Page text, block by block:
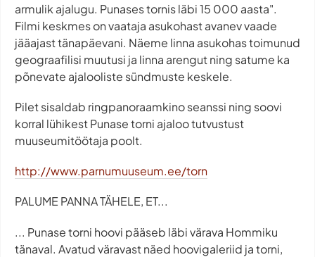
armulik ajalugu. Punases tornis läbi 15 000 aasta".
Filmi keskmes on vaataja asukohast avanev vaade
jääajast tänapäevani. Näeme linna asukohas toimunud
geograafilisi muutusi ja linna arengut ning satume ka
põnevate ajalooliste sündmuste keskele.
Pilet sisaldab ringpanoraamkino seanssi ning soovi
korral lühikest Punase torni ajaloo tutvustust
muuseumitöötaja poolt.
http://www.parnumuuseum.ee/torn
PALUME PANNA TÄHELE, ET...
... Punase torni hoovi pääseb läbi värava Hommiku
tänaval. Avatud väravast näed hoovigaleriid ja torni,